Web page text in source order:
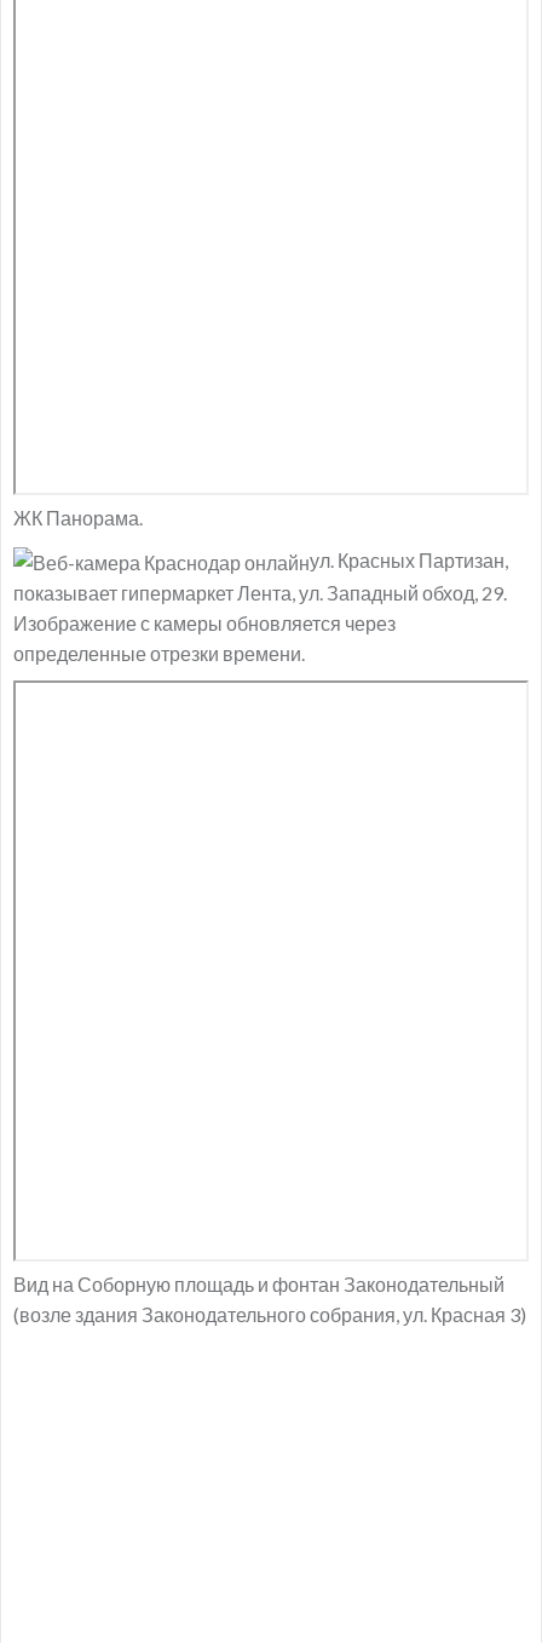
ЖК Панорама.
ул. Красных Партизан,
показывает гипермаркет Лента, ул. Западный обход, 29.
Изображение с камеры обновляется через
определенные отрезки времени.
Вид на Соборную площадь и фонтан Законодательный
(возле здания Законодательного собрания, ул. Красная 3)